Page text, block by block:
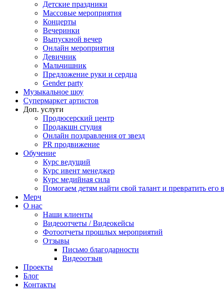
Детские праздники
Массовые мероприятия
Концерты
Вечеринки
Выпускной вечер
Онлайн мероприятия
Девичник
Мальчишник
Предложение руки и сердца
Gender party
Музыкальное шоу
Супермаркет артистов
Доп. услуги
Продюсерский центр
Продакшн студия
Онлайн поздравления от звезд
PR продвижение
Обучение
Курс ведущий
Курс ивент менеджер
Курс медийная сила
Помогаем детям найти свой талант и превратить его
Мерч
О нас
Наши клиенты
Видеоотчеты / Видеокейсы
Фотоотчеты прошлых мероприятий
Отзывы
Письмо благодарности
Видеоотзыв
Проекты
Блог
Контакты